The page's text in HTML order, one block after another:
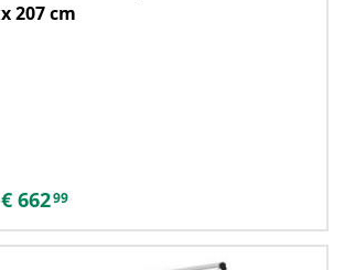
x 207 cm
€ 66299